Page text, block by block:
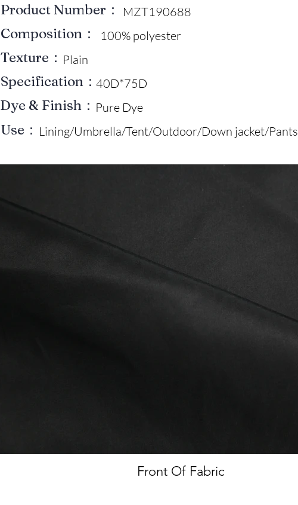
Product Number： MZT190688
Composition： 100% polyester
Texture： Plain
Specification：40D*75D
Dye & Finish： Pure Dye
Use： Lining/Umbrella/Tent/Outdoor/Down jacket/Pants
Front Of Fabric